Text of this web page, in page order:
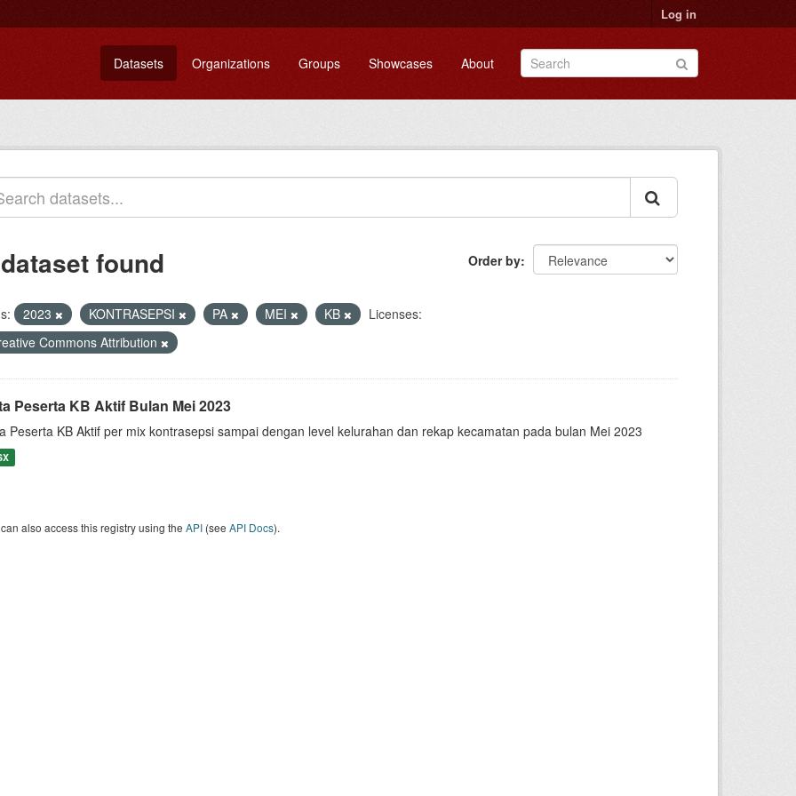
Log in
Datasets Organizations Groups Showcases About
Order by
found
2023 KONTRASEPSI PA MEI KB
Licenses:
Commons Attribution
Peserta KB Aktif Bulan Mei 2023
Peserta KB Aktif per mix kontrasepsi sampai dengan level kelurahan dan rekap kecamatan pada bulan Mei 2023
also access this registry using the API (see API Docs).